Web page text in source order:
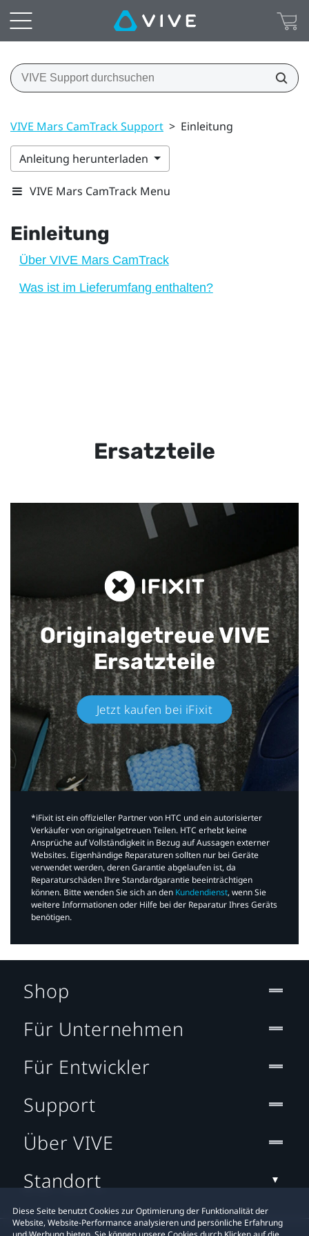
VIVE Mars CamTrack Support > Einleitung
Anleitung herunterladen
VIVE Mars CamTrack Menu
Einleitung
Über VIVE Mars CamTrack
Was ist im Lieferumfang enthalten?
Ersatzteile
Originalgetreue VIVE
Ersatzteile
Jetzt kaufen bei iFixit​
*iFixit ist ein offizieller Partner von HTC und ein autorisierter
Verkäufer von originalgetreuen Teilen. HTC erhebt keine
Ansprüche auf Vollständigkeit in Bezug auf Aussagen externer
Websites. Eigenhändige Reparaturen sollten nur bei Geräte
verwendet werden, deren Garantie abgelaufen ist, da
Reparaturschäden Ihre Standardgarantie beeinträchtigen
können. Bitte wenden Sie sich an den Kundendienst, wenn Sie
weitere Informationen oder Hilfe bei der Reparatur Ihres Geräts
benötigen.​
Diese Seite benutzt Cookies zur Optimierung der Funktionalität der
Website, Website-Performance analysieren und persönliche Erfahrung
Shop
Für Unternehmen
Für Entwickler
Support
Über VIVE
Standort